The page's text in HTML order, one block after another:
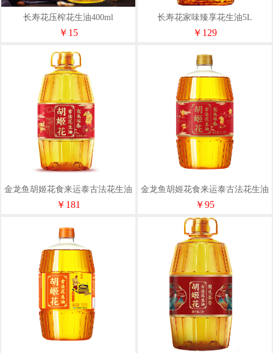
长寿花压榨花生油400ml
￥15
长寿花家味臻享花生油5L
￥129
金龙鱼胡姬花食来运泰古法花生油
5L
￥181
金龙鱼胡姬花食来运泰古法花生油
2.5L
￥95